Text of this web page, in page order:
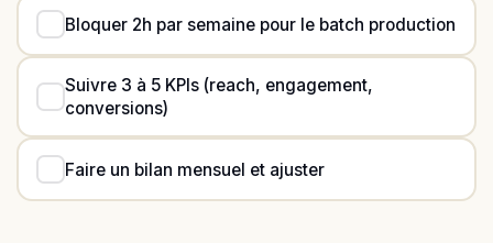
Bloquer 2h par semaine pour le batch production
Suivre 3 à 5 KPIs (reach, engagement,
conversions)
Faire un bilan mensuel et ajuster